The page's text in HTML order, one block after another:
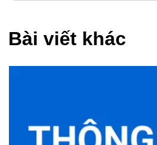
Bài viết khác